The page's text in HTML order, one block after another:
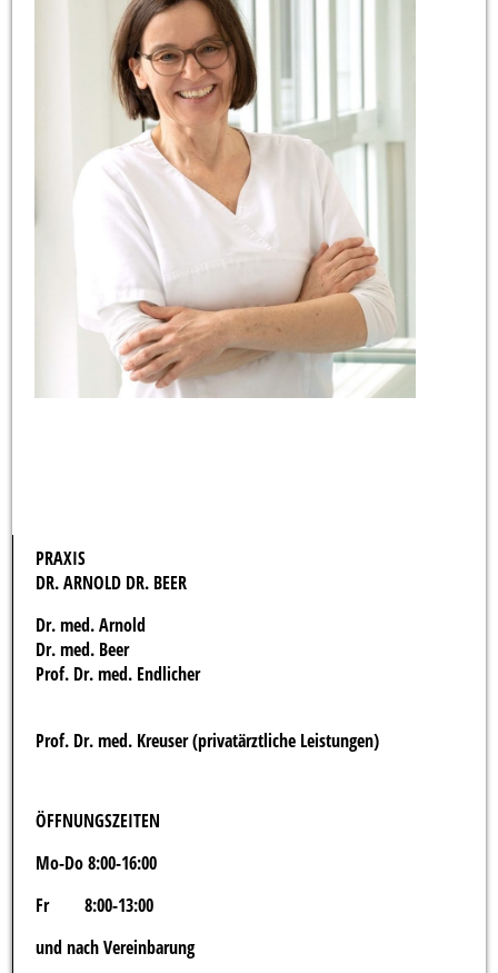
PRAXIS
DR. ARNOLD DR. BEER
Dr. med. Arnold
Dr. med. Beer
Prof. Dr. med. Endlicher
Prof. Dr. med. Kreuser (privatärztliche Leistungen)
ÖFFNUNGSZEITEN
Mo-Do 8:00-16:00
Fr 8:00-13:00
und nach Vereinbarung